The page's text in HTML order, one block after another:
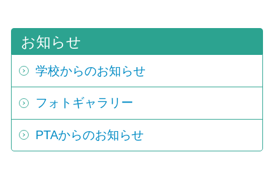
お知らせ
学校からのお知らせ
フォトギャラリー
PTAからのお知らせ